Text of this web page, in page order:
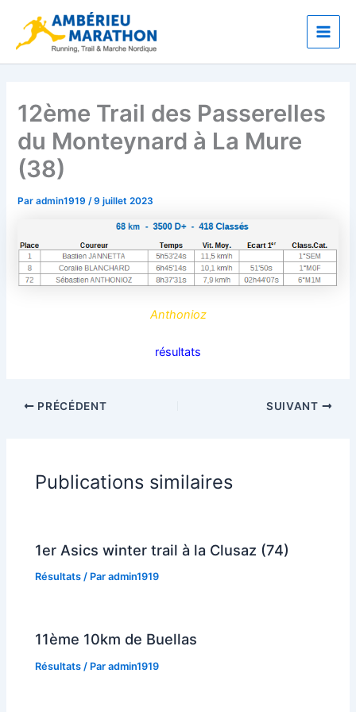
contenu
Main
12ème Trail des Passerelles
du Monteynard à La Mure
(38)
Paradmin1919/9 juillet 2023
Anthonioz
résultats
PRÉCÉDENT SUIVANT
Publications similaires
1er Asics winter trail à la Clusaz (74)
Résultats / Paradmin1919
11ème 10km de Buellas
Résultats / Paradmin1919